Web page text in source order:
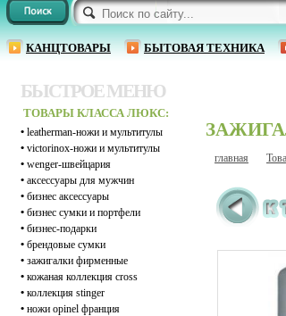
КАНЦТОВАРЫ БЫТОВАЯ ТЕХНИКА
БЫСТРОЕ МЕНЮ
ТОВАРЫ КЛАССА ЛЮКС:
• leatherman-ножи и мультитулы
• victorinox-ножи и мультитулы
• wenger-швейцария
• аксессуары для мужчин
• бизнес аксессуары
• бизнес сумки и портфели
• бизнес-подарки
• брендовые сумки
• зажигалки фирменные
• кожаная коллекция cross
• коллекция stinger
• ножи opinel франция
главная